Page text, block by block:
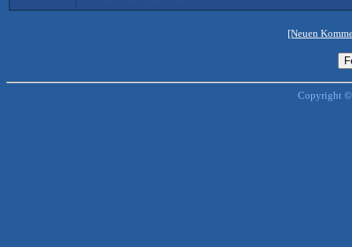
[Neuen
Copyright ©